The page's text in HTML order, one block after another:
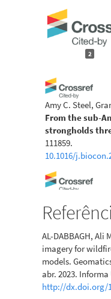
2
Amy C. Steel,
From the sub-
strongholds
111859.
10.1016/
Miguel Soares de
Fernandes-Filho
Do finer-
study with
Pantanal 2020
Sensing, 46(10),
AL-DABBAGH,
imagery for
models.
abr. 2023.
http://dx.doi.org/